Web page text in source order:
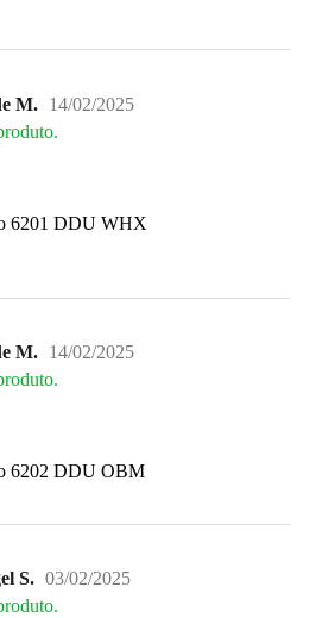
M.
14/02/2025
6201 DDU WHX
M.
14/02/2025
6202 DDU OBM
S. 03/02/2025